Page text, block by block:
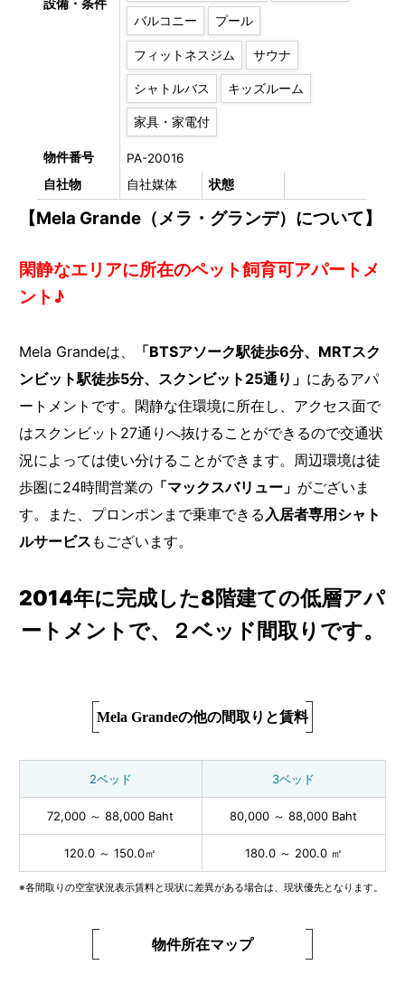
設備・条件
バルコニー プール
フィットネスジム サウナ
シャトルバス キッズルーム
家具・家電付
物件番号
PA-20016
自社物
自社媒体 状態
【Mela Grande（メラ・グランデ）について】
閑静なエリアに所在のペット飼育可アパートメ
ント♪
Mela Grandeは、 「BTSアソーク駅徒歩6分、MRTスク
ンビット駅徒歩5分、スクンビット25通り」 にあるアパ
ートメントです。閑静な住環境に所在し、アクセス面で
はスクンビット27通りへ抜けることができるので交通状
況によっては使い分けることができます。周辺環境は徒
歩圏に24時間営業の「マックスバリュー」 がございま
す。また、プロンポンまで乗車できる入居者専用シャト
ルサービス もございます。
2014年に完成した8階建ての低層アパ
ートメントで、２ベッド間取りです。
Mela Grandeの他の間取りと賃料
2ベッド 3ベッド
72,000 ～ 88,000 Baht 80,000 ～ 88,000 Baht
120.0 ～ 150.0㎡ 180.0 ～ 200.0 ㎡
※各間取りの空室状況表示賃料と現状に差異がある場合は、現状優先となります。
物件所在マップ